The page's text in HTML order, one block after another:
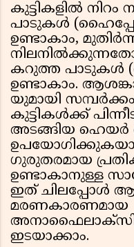
കുട്ടികളിൽ നിറം
പാടുകൾ
ഉണ്ടാകാം,
കറുത്ത പാടുകൾ
ഉണ്ടാകാം.
യുമായി
കുട്ടികൾക്ക്
അടങ്ങിയ
ഗുരുതരമായ
ഉണ്ടാകാനുള്ള
ഇത് ചിലപ്പോൾ
മരണകാരണമായ
ഇടയാക്കാം.